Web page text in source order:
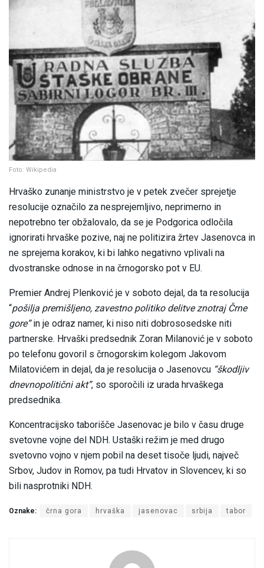
Foto: Wikipedia
Hrvaško zunanje ministrstvo je v petek zvečer sprejetje
resolucije označilo za nesprejemljivo, neprimerno in
nepotrebno ter obžalovalo, da se je Podgorica odločila
ignorirati hrvaške pozive, naj ne politizira žrtev Jasenovca in
ne sprejema korakov, ki bi lahko negativno vplivali na
dvostranske odnose in na črnogorsko pot v EU.
Premier Andrej Plenković je v soboto dejal, da ta resolucija
“pošilja premišljeno, zavestno politiko delitve znotraj Črne
gore”in je odraz namer, ki niso niti dobrososedske niti
partnerske. Hrvaški predsednik Zoran Milanović je v soboto
po telefonu govoril s črnogorskim kolegom Jakovom
Milatovićem in dejal, da je resolucija o Jasenovcu “škodljiv
dnevnopolitični akt”, so sporočili iz urada hrvaškega
predsednika.
Koncentracijsko taborišče Jasenovac je bilo v času druge
svetovne vojne del NDH. Ustaški režim je med drugo
svetovno vojno v njem pobil na deset tisoče ljudi, največ
Srbov, Judov in Romov, pa tudi Hrvatov in Slovencev, ki so
bili nasprotniki NDH.
Oznake: črna gora hrvaška jasenovac srbija tabor